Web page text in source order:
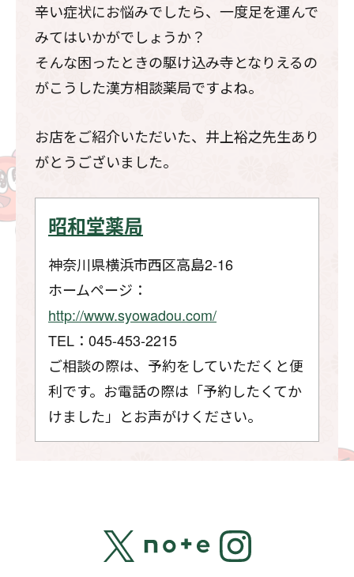
辛い症状にお悩みでしたら、一度足を運んで
みてはいかがでしょうか？
そんな困ったときの駆け込み寺となりえるの
がこうした漢方相談薬局ですよね。
お店をご紹介いただいた、井上裕之先生あり
がとうございました。
昭和堂薬局
神奈川県横浜市西区高島2-16
ホームページ：
http://www.syowadou.com/
TEL：045-453-2215
ご相談の際は、予約をしていただくと便
利です。お電話の際は「予約したくてか
けました」とお声がけください。